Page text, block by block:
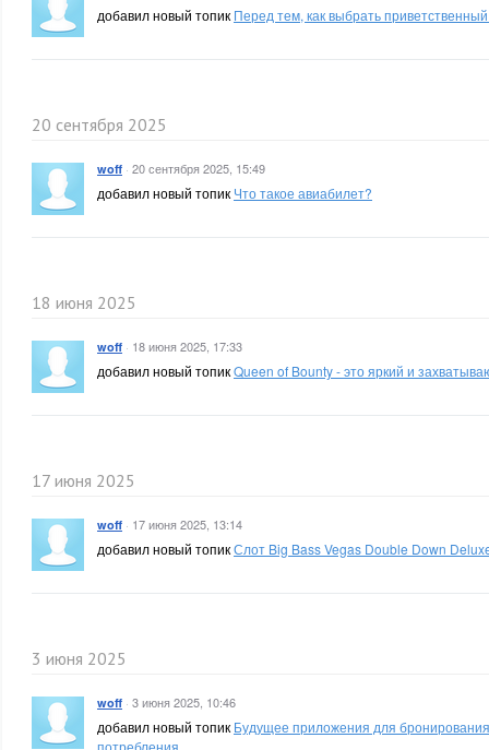
добавил новый топик Перед тем, как выбрать
20 сентября 2025
woff · 20 сентября 2025, 15:49
добавил новый топик Что такое авиабилет?
18 июня 2025
woff · 18 июня 2025, 17:33
добавил новый топикQueen of Bounty - это яркий и
17 июня 2025
woff · 17 июня 2025, 13:14
добавил новый топикСлот Big Bass Vegas Double Down
3 июня 2025
woff · 3 июня 2025, 10:46
добавил новый топик Будущее приложения для бронирования
потребления